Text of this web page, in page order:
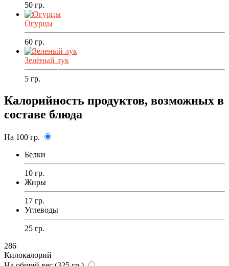
50 гр.
Огурцы
60 гр.
Зелёный лук
5 гр.
Калорийность продуктов, возможных в
составе блюда
На 100 гр.
Белки
10 гр.
Жиры
17 гр.
Углеводы
25 гр.
286
Килокалорий